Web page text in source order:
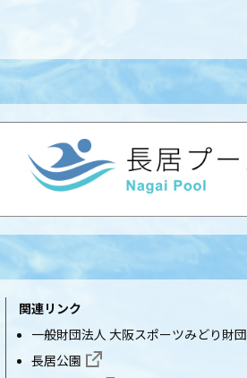
関連リンク
一般財団法人 大阪スポーツみどり財団
長居公園